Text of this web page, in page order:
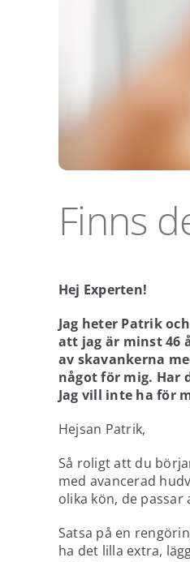
Finns
Hej Experten!
Jag heter Patrik
att jag är minst 46
av skavankerna
något för mig. Har
Jag vill inte ha för
Hejsan Patrik,
Så roligt att du
med avancerad
olika kön, de passar
Satsa på en
ha det lilla extra,